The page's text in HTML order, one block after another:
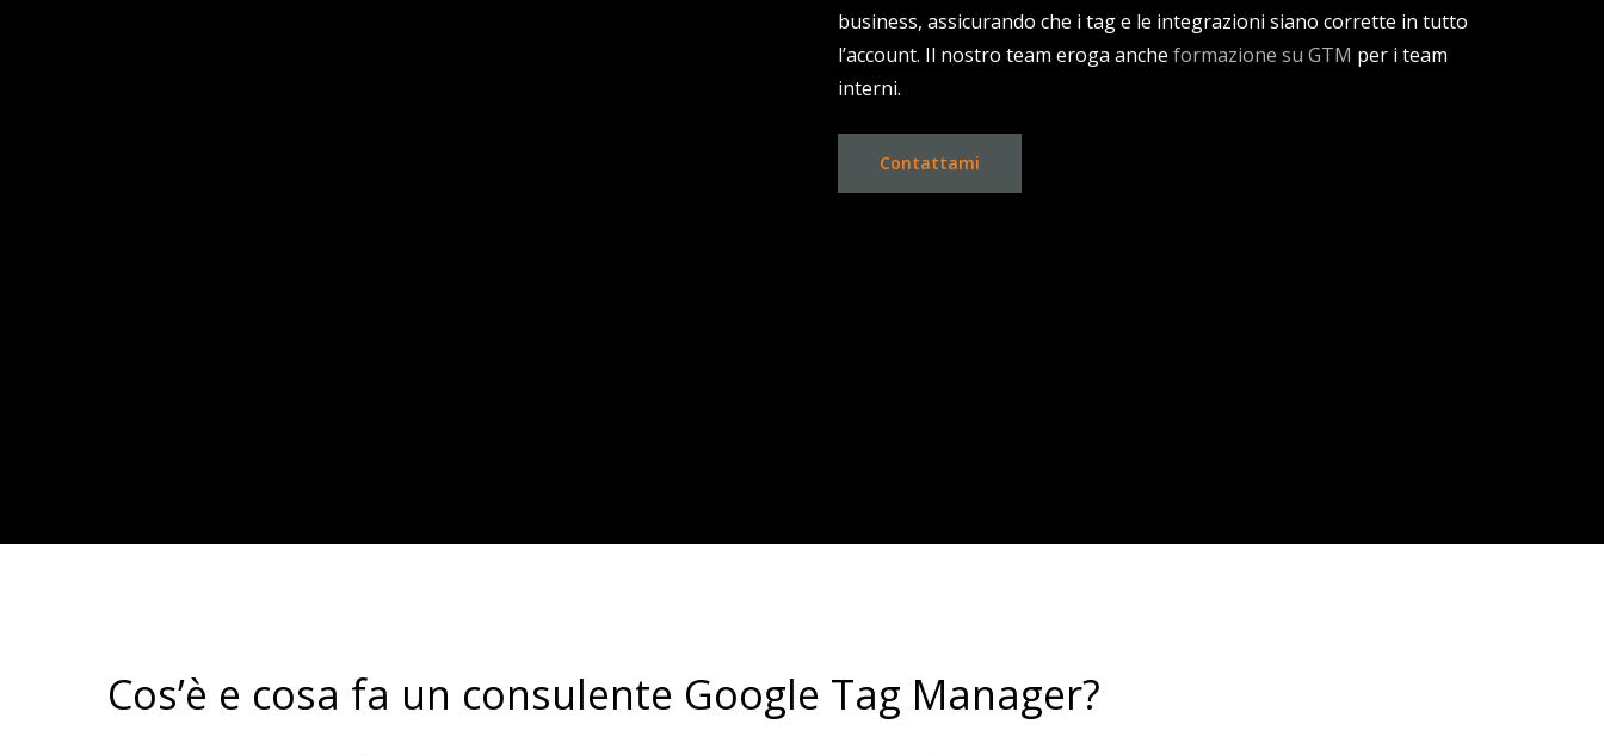
business, assicurando che i tag e le integrazioni siano corrette in tutto
l’account. Il nostro team eroga anche formazione su GTM per i team
interni.
Contattami
Cos’è e cosa fa un consulente Google Tag Manager?